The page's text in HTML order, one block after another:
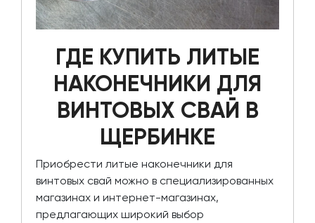
ГДЕ КУПИТЬ ЛИТЫЕ
НАКОНЕЧНИКИ ДЛЯ
ВИНТОВЫХ СВАЙ В
ЩЕРБИНКЕ
Приобрести литые наконечники для
винтовых свай можно в специализированных
магазинах и интернет-магазинах,
предлагающих широкий выбор